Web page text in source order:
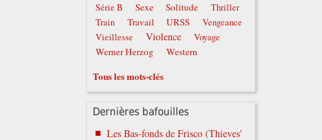
Série B
Sexe Solitude
Thriller
Train
Travail URSS
Vengeance
Vieillesse
Violence Voyage
Werner Herzog Western
Tous les mots-clés
Dernières bafouilles
Les Bas-fonds de Frisco (Thieves'